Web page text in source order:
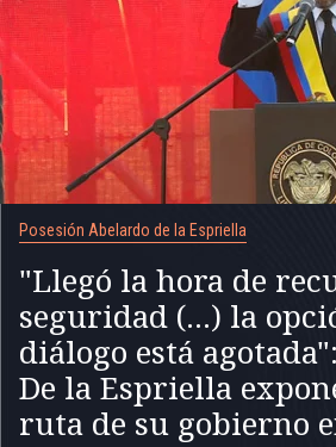
Posesión Abelardo de la Espriella
"Llegó la hora de
seguridad (...) la
diálogo está
De la Espriella
ruta de su gobierno